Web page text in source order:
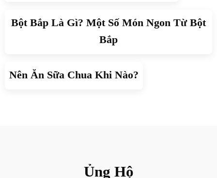
Bột Bắp Là Gì? Một Số Món Ngon Từ Bột
Bắp
Nên Ăn Sữa Chua Khi Nào?
Ủng Hộ